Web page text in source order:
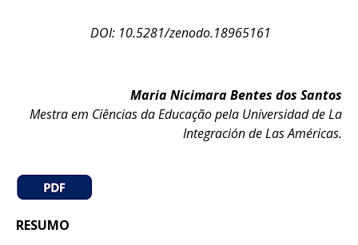
DOI: 10.5281/zenodo.18965161
Maria Nicimara Bentes dos Santos
Mestra em Ciências da Educação pela Universidad de La
Integración de Las Américas.
RESUMO